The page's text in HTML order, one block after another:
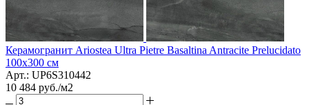
Керамогранит Ariostea Ultra Pietre Basaltina Antracite Prelucidato
100х300 см
Арт.: UP6S310442
10 484 руб./м2